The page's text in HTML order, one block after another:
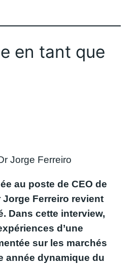
en tant que
Jorge Ferreiro
au poste de CEO de
Jorge Ferreiro revient
Dans cette interview,
d’une
sur les marchés
année dynamique du